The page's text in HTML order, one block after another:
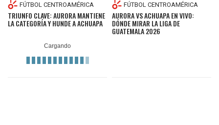
FÚTBOL CENTROAMÉRICA
TRIUNFO CLAVE: AURORA MANTIENE
LA CATEGORÍA Y HUNDE A ACHUAPA
FÚTBOL CENTROAMÉRICA
AURORA VS ACHUAPA EN VIVO:
DÓNDE MIRAR LA LIGA DE
GUATEMALA 2026